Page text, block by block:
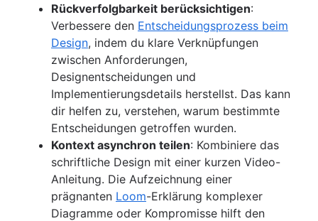
Rückverfolgbarkeit berücksichtigen:
Verbessere den Entscheidungsprozess beim
Design, indem du klare Verknüpfungen
zwischen Anforderungen,
Designentscheidungen und
Implementierungsdetails herstellst. Das kann
dir helfen zu, verstehen, warum bestimmte
Entscheidungen getroffen wurden.
Kontext asynchron teilen: Kombiniere das
schriftliche Design mit einer kurzen Video-
Anleitung. Die Aufzeichnung einer
prägnanten Loom-Erklärung komplexer
Diagramme oder Kompromisse hilft den